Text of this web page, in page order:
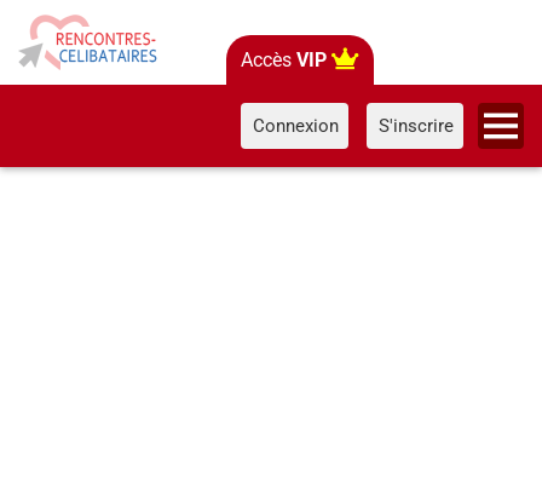
Accès VIP
Connexion S'inscrire